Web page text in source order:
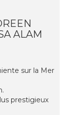
ALAM
sur la Mer
prestigieux